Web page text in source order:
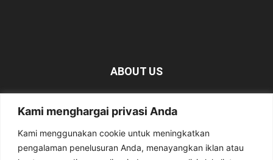
Kami menghargai privasi Anda
Kami menggunakan cookie untuk meningkatkan
pengalaman penelusuran Anda, menayangkan iklan atau
ABOUT US
berita tentang Magetan yang bersumber dari berbagai
Contact us:kabarmagetan@gmail.com